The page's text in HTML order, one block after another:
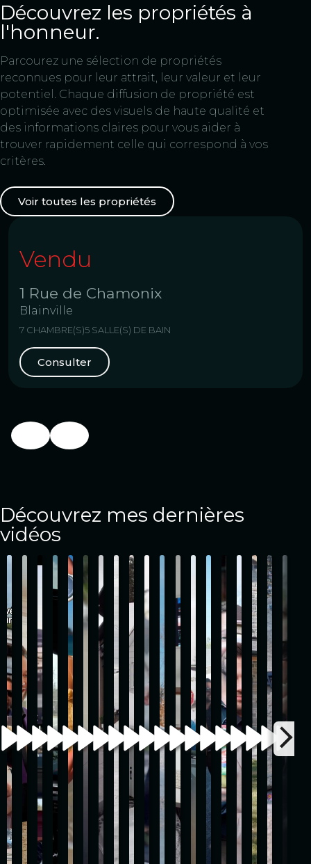
Découvrez les propriétés à
l'honneur.
Parcourez une sélection de propriétés
reconnues pour leur attrait, leur valeur et leur
potentiel. Chaque diffusion de propriété est
optimisée avec des visuels de haute qualité et
des informations claires pour vous aider à
trouver rapidement celle qui correspond à vos
critères.
Voir toutes les propriétés
Vendu
1 Rue de Chamonix
Blainville
7 CHAMBRE(S)5 SALLE(S) DE BAIN
Consulter
Découvrez mes dernières
vidéos